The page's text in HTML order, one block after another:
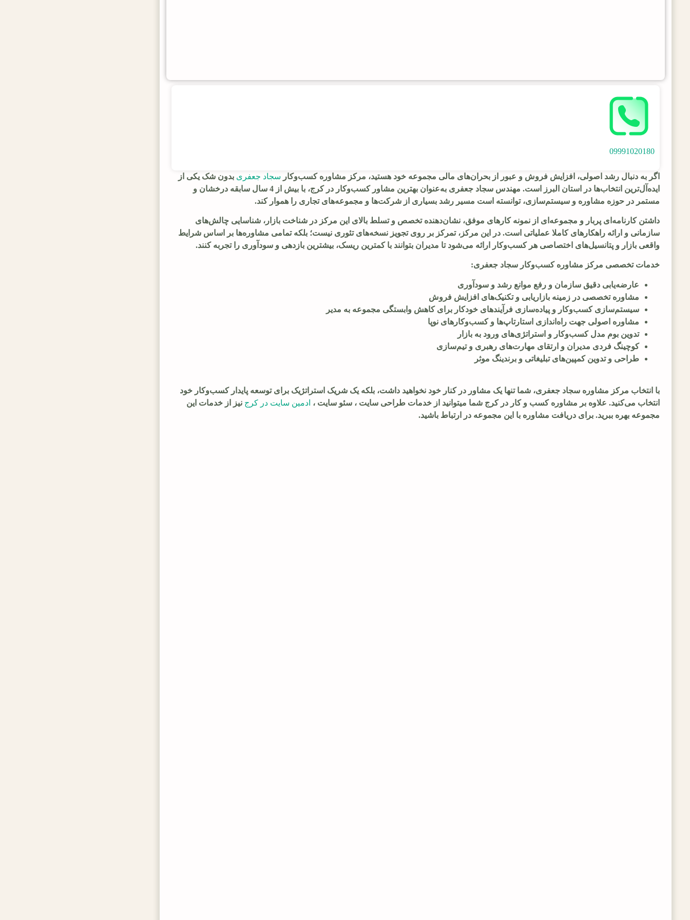
09991020180
اگر به دنبال رشد اصولی، افزایش فروش و عبور از بحران‌های مالی مجموعه خود هستید، مرکز مشاوره کسب‌وکار سجاد جعفری بدون شک یکی از
ایده‌آل‌ترین انتخاب‌ها در استان البرز است. مهندس سجاد جعفری به‌عنوان بهترین مشاور کسب‌وکار در کرج، با بیش از 4 سال سابقه درخشان و
مستمر در حوزه مشاوره و سیستم‌سازی، توانسته است مسیر رشد بسیاری از شرکت‌ها و مجموعه‌های تجاری را هموار کند.
داشتن کارنامه‌ای پربار و مجموعه‌ای از نمونه کارهای موفق، نشان‌دهنده تخصص و تسلط بالای این مرکز در شناخت بازار، شناسایی چالش‌های
سازمانی و ارائه راهکارهای کاملا عملیاتی است. در این مرکز، تمرکز بر روی تجویز نسخه‌های تئوری نیست؛ بلکه تمامی مشاوره‌ها بر اساس شرایط
واقعی بازار و پتانسیل‌های اختصاصی هر کسب‌وکار ارائه می‌شود تا مدیران بتوانند با کمترین ریسک، بیشترین بازدهی و سودآوری را تجربه کنند.
خدمات تخصصی مرکز مشاوره کسب‌وکار سجاد جعفری:
عارضه‌یابی دقیق سازمان و رفع موانع رشد و سودآوری
مشاوره تخصصی در زمینه بازاریابی و تکنیک‌های افزایش فروش
سیستم‌سازی کسب‌وکار و پیاده‌سازی فرآیندهای خودکار برای کاهش وابستگی مجموعه به مدیر
مشاوره اصولی جهت راه‌اندازی استارتاپ‌ها و کسب‌وکارهای نوپا
تدوین بوم مدل کسب‌وکار و استراتژی‌های ورود به بازار
کوچینگ فردی مدیران و ارتقای مهارت‌های رهبری و تیم‌سازی
طراحی و تدوین کمپین‌های تبلیغاتی و برندینگ موثر
با انتخاب مرکز مشاوره سجاد جعفری، شما تنها یک مشاور در کنار خود نخواهید داشت، بلکه یک شریک استراتژیک برای توسعه پایدار کسب‌وکار خود
انتخاب می‌کنید. علاوه بر مشاوره کسب و کار در کرج شما میتوانید از خدمات طراحی سایت ، سئو سایت ، ادمین سایت در کرج نیز از خدمات این
مجموعه بهره ببرید. برای دریافت مشاوره با این مجموعه در ارتباط باشید.